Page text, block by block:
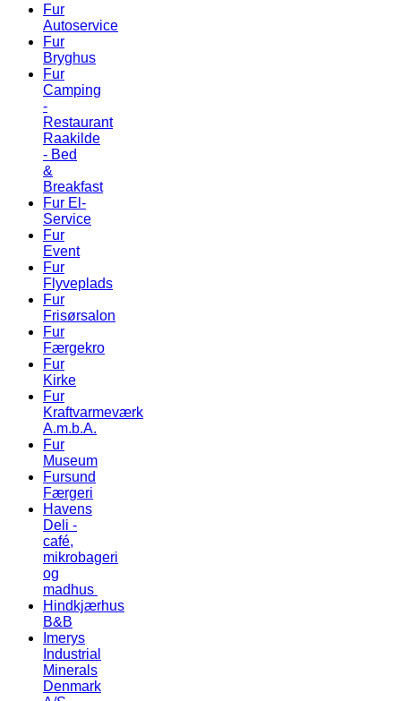
Fur
Autoservice
Fur
Bryghus
Fur
Camping
-
Restaurant
Raakilde
- Bed
&
Breakfast
Fur El-
Service
Fur
Event
Fur
Flyveplads
Fur
Frisørsalon
Fur
Færgekro
Fur
Kirke
Fur
Kraftvarmeværk
A.m.b.A.
Fur
Museum
Fursund
Færgeri
Havens
Deli -
café,
mikrobageri
og
madhus
Hindkjærhus
B&B
Imerys
Industrial
Minerals
Denmark